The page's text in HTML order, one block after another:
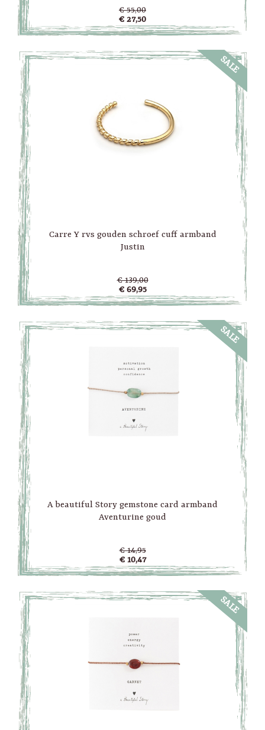
€ 55,00
€ 27,50
SALE
Carre Y rvs gouden schroef cuff armband
Justin
€ 139,00
€ 69,95
SALE
A beautiful Story gemstone card armband
Aventurine goud
€ 14,95
€ 10,47
SALE